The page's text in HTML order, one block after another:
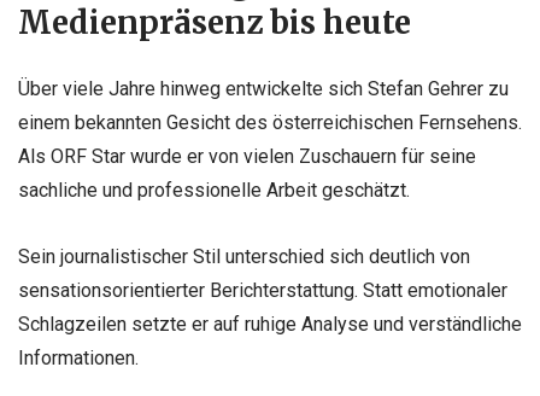
Medienpräsenz bis heute
Über viele Jahre hinweg entwickelte sich Stefan Gehrer zu
einem bekannten Gesicht des österreichischen Fernsehens.
Als ORF Star wurde er von vielen Zuschauern für seine
sachliche und professionelle Arbeit geschätzt.
Sein journalistischer Stil unterschied sich deutlich von
sensationsorientierter Berichterstattung. Statt emotionaler
Schlagzeilen setzte er auf ruhige Analyse und verständliche
Informationen.